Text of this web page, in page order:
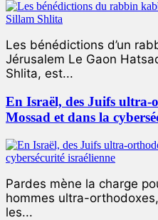
Les bénédictions d’un
Jérusalem Le Gaon
Shlita, est...
En Israël, des Juifs ultra-
Mossad et dans la
Pardes mène la charge
hommes ultra-
les...